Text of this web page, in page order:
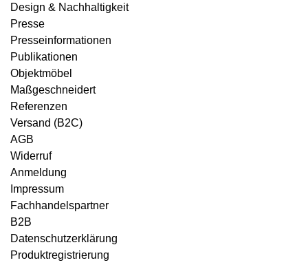
Design & Nachhaltigkeit
Presse
Presseinformationen
Publikationen
Objektmöbel
Maßgeschneidert
Referenzen
Versand (B2C)
AGB
Widerruf
Anmeldung
Impressum
Fachhandelspartner
B2B
Datenschutzerklärung
Produktregistrierung